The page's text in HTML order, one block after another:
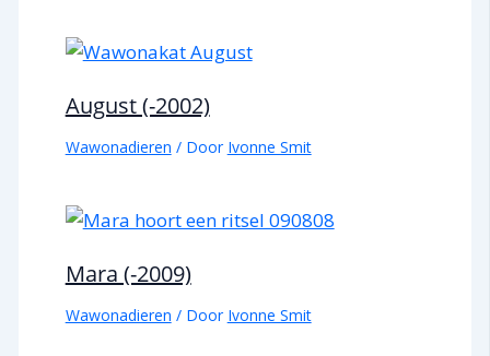
August (-2002)
Wawonadieren / Door Ivonne Smit
Mara (-2009)
Wawonadieren / Door Ivonne Smit